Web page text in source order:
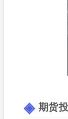
期货